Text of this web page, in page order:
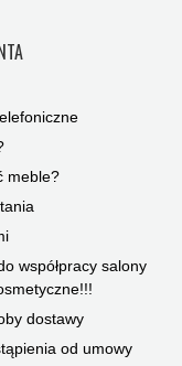
meble?
współpracy salony
dostawy
od umowy